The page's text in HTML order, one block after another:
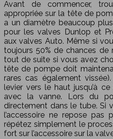
Avant de commencer,
appropriée sur la tête de
a un diamètre beaucoup
pour les valves Dunlop et
aux valves Auto. Même si
toujours 50% de chances de
tout de suite si vous avez
tête de pompe doit
rares cas également
levier vers le haut jusqu’à
avec la vanne. Lors du
directement dans le tube. Si
l’accessoire ne repose
répétez simplement le
fort sur l’accessoire sur la